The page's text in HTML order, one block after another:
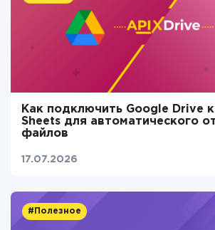
Как подключить Google Drive
Sheets для автоматического
файлов
17.07.2026
#Полезное